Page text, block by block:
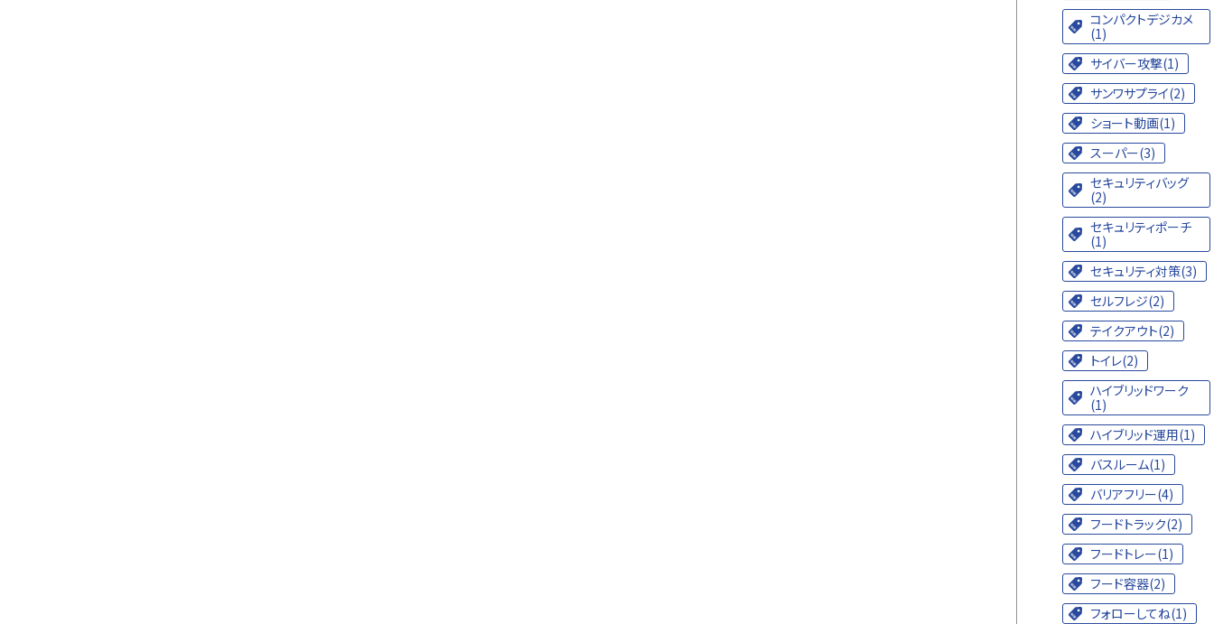
コンパクトデジカメ
(1)
サイバー攻撃(1)
サンワサプライ(2)
ショート動画(1)
スーパー(3)
セキュリティバッグ
(2)
セキュリティポーチ
(1)
セキュリティ対策(3)
セルフレジ(2)
テイクアウト(2)
トイレ(2)
ハイブリッドワーク
(1)
ハイブリッド運用(1)
バスルーム(1)
バリアフリー(4)
フードトラック(2)
フードトレー(1)
フード容器(2)
フォローしてね(1)